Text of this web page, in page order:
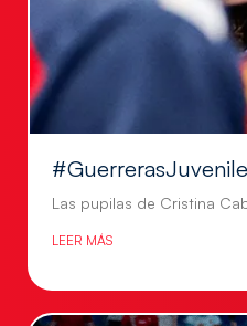
Las pupilas de Cristina
LEER MÁS